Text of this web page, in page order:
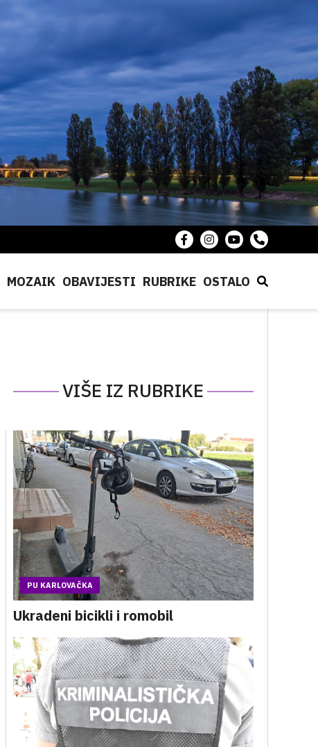
MOZAIK OBAVIJESTI RUBRIKE OSTALO
VIŠE IZ RUBRIKE
PU KARLOVAČKA
Ukradeni bicikli i romobil